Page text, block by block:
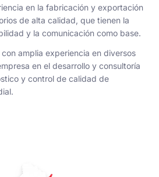
en la fabricación y exportación
de alta calidad, que tienen la
y la comunicación como base.
amplia experiencia en diversos
en el desarrollo y consultoría
y control de calidad de